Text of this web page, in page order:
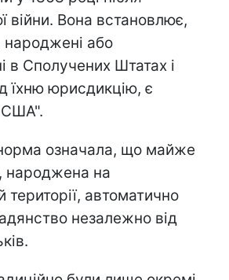
війни. Вона встановлює,
народжені або
в Сполучених Штатах і
їхню юрисдикцію, є
США".
означала, що майже
народжена на
території, автоматично
незалежно від